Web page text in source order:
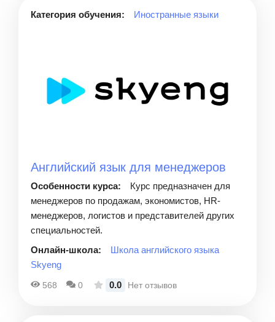
Категория обучения: Иностранные языки
Английский язык для менеджеров
Особенности курса:
Курс предназначен для
менеджеров по продажам, экономистов, HR-
менеджеров, логистов и представителей других
специальностей.
Онлайн-школа:
Школа английского языка
Skyeng
568 0 0.0 Нет отзывов